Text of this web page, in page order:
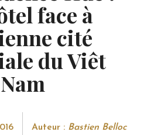
face à
cité
du Viêt
Nam
Auteur : Bastien Belloc